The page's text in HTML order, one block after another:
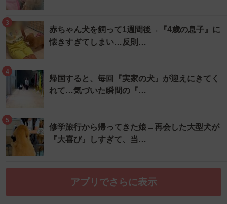
3
赤ちゃん犬を飼って1週間後→『4歳の息子』に
懐きすぎてしまい…反則…
4
帰国すると、毎回『実家の犬』が迎えにきてく
れて…気づいた瞬間の『…
5
修学旅行から帰ってきた娘→再会した大型犬が
『大喜び』しすぎて、当…
アプリでさらに表示